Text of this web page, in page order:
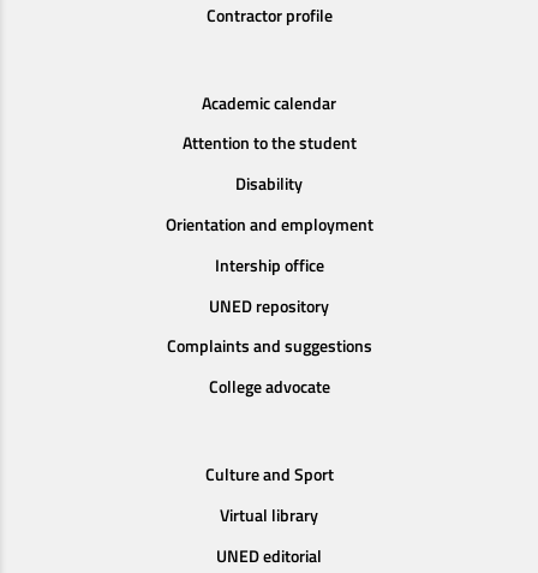
Contractor profile
Academic calendar
Attention to the student
Disability
Orientation and employment
Intership office
UNED repository
Complaints and suggestions
College advocate
Culture and Sport
Virtual library
UNED editorial